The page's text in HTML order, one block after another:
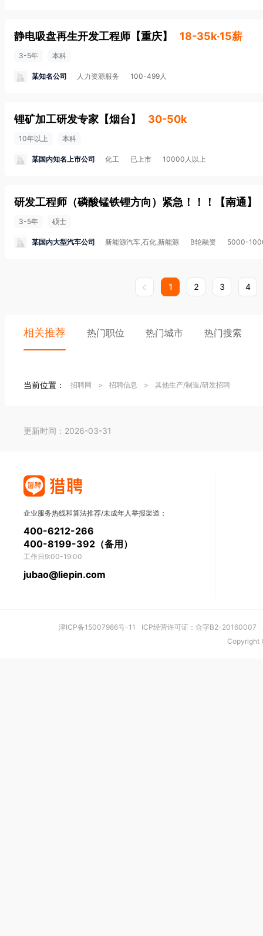
静电吸盘再生开发工程师 【重庆】 18-35k·15薪
3-5年 本科
某知名公司 人力资源服务 100-499人
锂矿加工研发专家 【烟台】 30-50k
10年以上 本科
某国内知名上市公司 化工 已上市 10000人以上
研发工程师（磷酸锰铁锂方向）紧急！！！ 【南通】
3-5年 硕士
某国内大型汽车公司 新能源汽车,石化,新能源 B轮融资 5000-
1 2 3 4
相关推荐 热门职位 热门城市 热门搜索
当前位置： 招聘网 > 招聘信息 > 其他生产/制造/研发招聘
更新时间：2026-03-31